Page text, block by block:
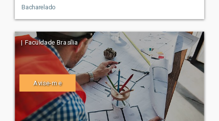
Bacharelado
| Faculdade Brasília
Avise-me